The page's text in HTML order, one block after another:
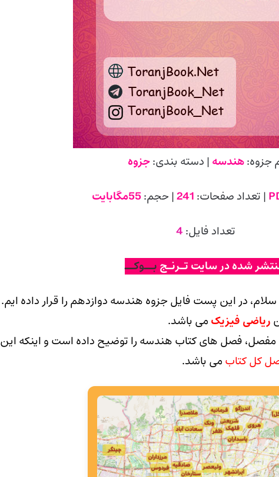
جزوه:هندسه | دسته بندی:جزوه
| تعداد صفحات: 241| حجم:55مگابایت
تعداد فایل:4
شده در سایت تـرنـج بــوکــ
سلام، در این پست فایل جزوه هندسه دوازدهم را قرار داده ایم.
ریاضی فیزیک می باشد.
مفصل، فصل های کتاب هندسه را توضیح داده است و اینکه این
کل کتاب می باشد.